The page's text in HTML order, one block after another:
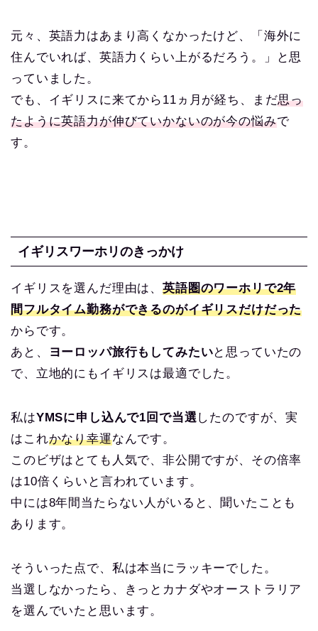
元々、英語力はあまり高くなかったけど、「海外に
住んでいれば、英語力くらい上がるだろう。」と思
っていました。
でも、イギリスに来てから11ヵ月が経ち、まだ思っ
たように英語力が伸びていかないのが今の悩みで
す。
イギリスワーホリのきっかけ
イギリスを選んだ理由は、英語圏のワーホリで2年
間フルタイム勤務ができるのがイギリスだけだった
からです。
あと、
ヨーロッパ旅行もしてみたいと思っていたの
で、立地的にもイギリスは最適でした。
私はYMSに申し込んで1回で当選 したのですが、実
はこれかなり幸運なんです。
このビザはとても人気で、非公開ですが、その倍率
は10倍くらいと言われています。
中には8年間当たらない人がいると、聞いたことも
あります。
そういった点で、私は本当にラッキーでした。
当選しなかったら、きっとカナダやオーストラリア
を選んでいたと思います。